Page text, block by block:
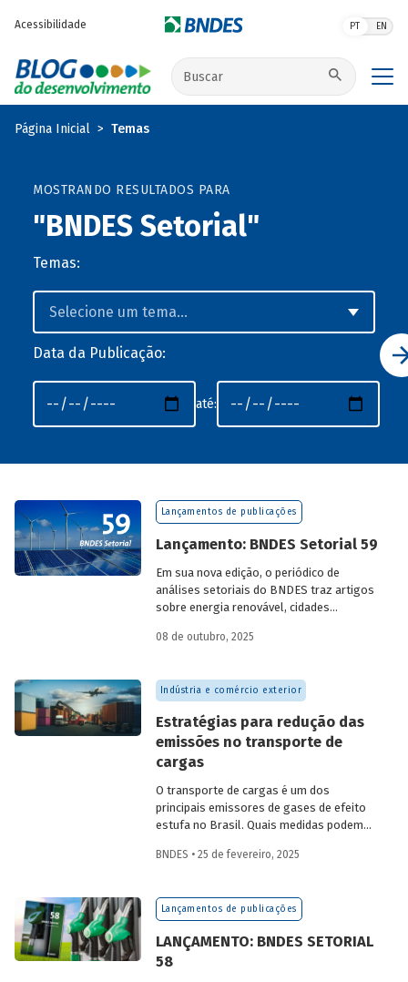
Acessibilidade PT EN
Buscar no site
Página Inicial Temas
MOSTRANDO RESULTADOS PARA
"BNDES Setorial"
Temas:
Data da Publicação:
até:
Lançamentos de publicações
Lançamento: BNDES Setorial 59
Em sua nova edição, o periódico de
análises setoriais do BNDES traz artigos
sobre energia renovável, cidades
urbanos (RSU) e exportação.
08 de outubro, 2025
Indústria e comércio exterior
Estratégias para redução das
emissões no transporte de
cargas
O transporte de cargas é um dos
principais emissores de gases de efeito
estufa no Brasil. Quais medidas podem
ambiental? Confira as estratégias que
BNDES • 25 de fevereiro, 2025
Lançamentos de publicações
LANÇAMENTO: BNDES SETORIAL
58